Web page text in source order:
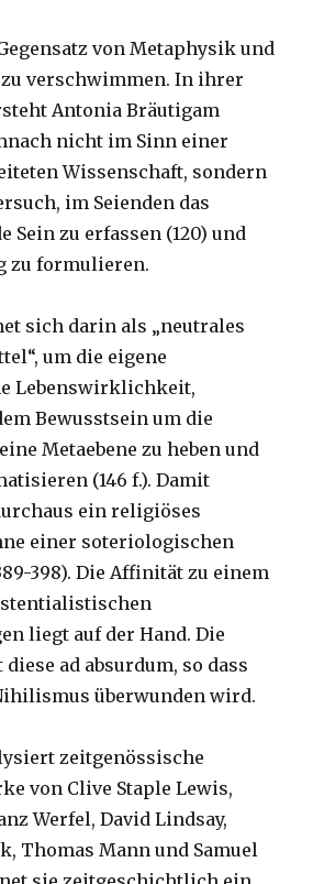
von Metaphysik und
verschwimmen. In ihrer
Antonia Bräutigam
nicht im Sinn einer
Wissenschaft, sondern
im Seienden das
Sein zu erfassen (120) und
zu formulieren.
sich darin als „neutrales
um die eigene
Lebenswirklichkeit,
Bewusstsein um die
Metaebene zu heben und
(146 f.). Damit
ein religiöses
einer soteriologischen
398). Die Affinität zu einem
liegt auf der Hand. Die
ad absurdum, so dass
überwunden wird.
zeitgenössische
von Clive Staple Lewis,
Werfel, David Lindsay,
Thomas Mann und Samuel